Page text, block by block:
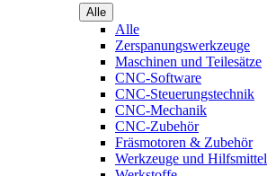
Alle
Alle
Zerspanungswerkzeuge
Maschinen und Teilesätze
CNC-Software
CNC-Steuerungstechnik
CNC-Mechanik
CNC-Zubehör
Fräsmotoren & Zubehör
Werkzeuge und Hilfsmittel